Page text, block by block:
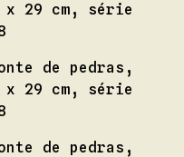
x 29 cm, série
de pedras,
x 29 cm, série
de pedras,